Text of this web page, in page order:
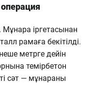
іргетасынан
рамаға бекітілді.
метрге дейін
темірбетон
сәт — мұнараны